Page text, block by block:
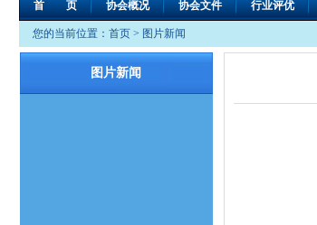
首 页 协会概况 协会文件 行业评优
您的当前位置： 首页 > 图片新闻
图片新闻